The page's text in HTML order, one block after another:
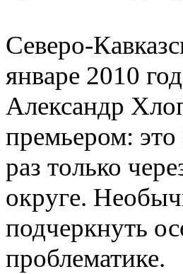
Северо-
январе 2010
Александр
премьером:
раз только
округе.
подчеркнуть
проблематике.